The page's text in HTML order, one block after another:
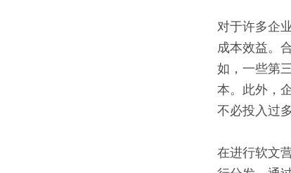
对于许多企
成本效益。
如，一些第
本。此外，
不必投入过
在进行软文